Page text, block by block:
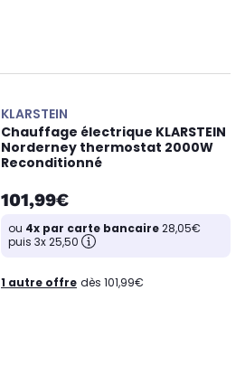
KLARSTEIN
Chauffage électrique KLARSTEIN
Norderney thermostat 2000W
Reconditionné
101,99€
ou 4x par carte bancaire28,05€
puis 3x 25,50
1 autre offre dès 101,99€